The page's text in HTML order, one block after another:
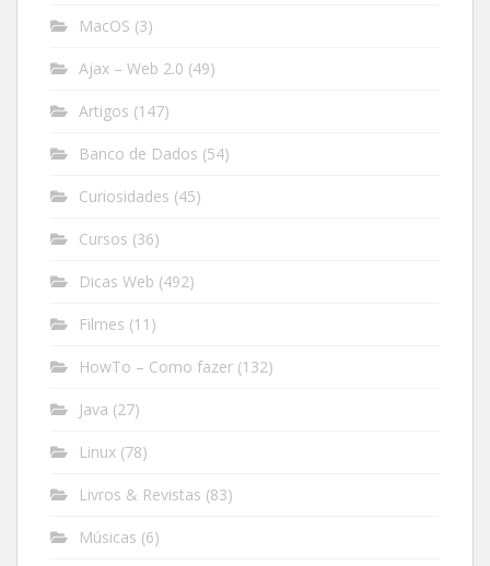
MacOS (3)
Ajax – Web 2.0 (49)
Artigos (147)
Banco de Dados (54)
Curiosidades (45)
Cursos (36)
Dicas Web (492)
Filmes (11)
HowTo – Como fazer (132)
Java (27)
Linux (78)
Livros & Revistas (83)
Músicas (6)